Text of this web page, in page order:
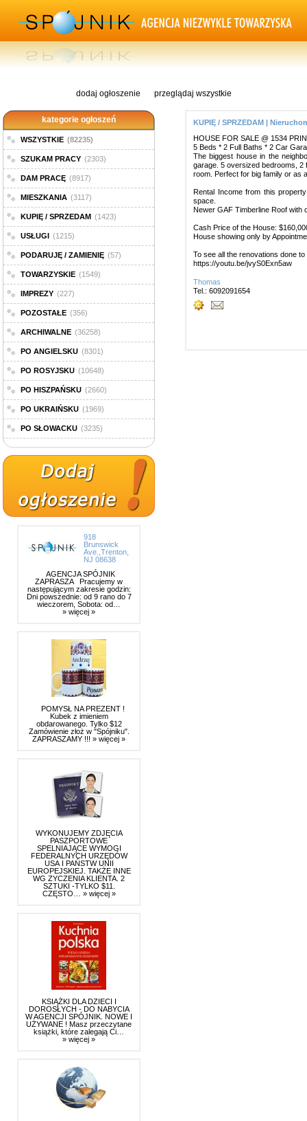
dodaj ogłoszenie przeglądaj wszystkie
kategorie ogłoszeń
WSZYSTKIE (82235)
SZUKAM PRACY (2303)
DAM PRACĘ (8917)
MIESZKANIA (3117)
KUPIĘ / SPRZEDAM (1423)
USŁUGI (1215)
PODARUJĘ / ZAMIENIĘ (57)
TOWARZYSKIE (1549)
IMPREZY (227)
POZOSTAŁE (356)
ARCHIWALNE (36258)
PO ANGIELSKU (8301)
PO ROSYJSKU (10648)
PO HISZPAŃSKU (2660)
PO UKRAIŃSKU (1969)
PO SŁOWACKU (3235)
918
Brunswick
Ave.,Trenton,
NJ 08638
AGENCJA SPÓJNIK
ZAPRASZA Pracujemy w
następującym zakresie godzin:
Dni powszednie: od 9 rano do 7
wieczorem, Sobota: od…
» więcej »
POMYSŁ NA PREZENT !
Kubek z imieniem
obdarowanego. Tylko $12
Zamówienie złoż w "Spójniku".
ZAPRASZAMY !!! » więcej »
WYKONUJEMY ZDJĘCIA
PASZPORTOWE
SPELNIAJĄCE WYMOGI
FEDERALNYCH URZĘDÓW
USA I PAŃSTW UNII
EUROPEJSKIEJ. TAKŻE INNE
WG ZYCZENIA KLIENTA. 2
SZTUKI -TYLKO $11.
CZĘSTO… » więcej »
KSIĄŻKI DLA DZIECI I
DOROSŁYCH - DO NABYCIA
W AGENCJI SPÓJNIK. NOWE I
UŻYWANE ! Masz przeczytane
książki, które zalegają Ci…
» więcej »
KUPIĘ / SPRZEDAM |
HOUSE FOR SALE @ 1534
5 Beds * 2 Full Baths * 2 Car
The biggest house in the
garage. 5 oversized bedrooms, 2
room. Perfect for big family or as
Rental Income from this
space.
Newer GAF Timberline Roof with
Cash Price of the House:
House showing only by
To see all the renovations done
https://youtu.be/jvyS0Exn5aw
Thomas
Tel.: 6092091654